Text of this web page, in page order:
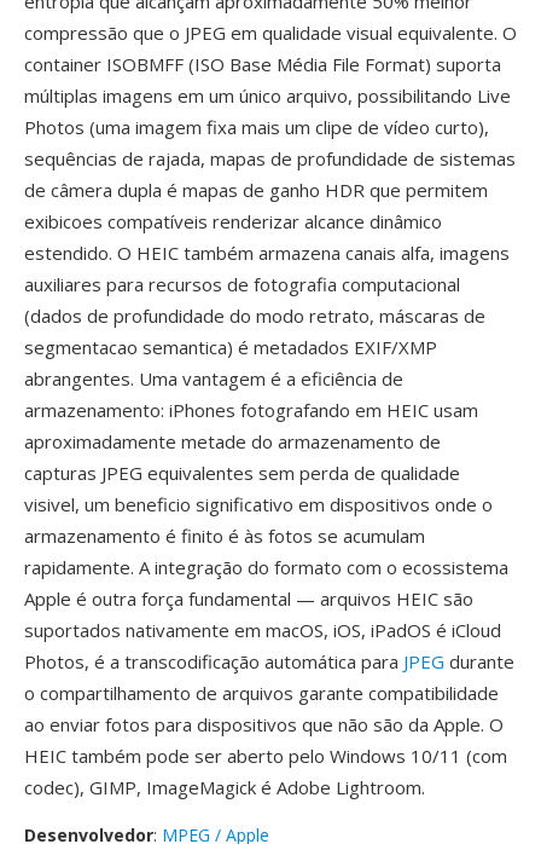
compressão que o JPEG em qualidade visual equivalente. O
container ISOBMFF (ISO Base Média File Format) suporta
múltiplas imagens em um único arquivo, possibilitando Live
Photos (uma imagem fixa mais um clipe de vídeo curto),
sequências de rajada, mapas de profundidade de sistemas
de câmera dupla é mapas de ganho HDR que permitem
exibicoes compatíveis renderizar alcance dinâmico
estendido. O HEIC também armazena canais alfa, imagens
auxiliares para recursos de fotografia computacional
(dados de profundidade do modo retrato, máscaras de
segmentacao semantica) é metadados EXIF/XMP
abrangentes. Uma vantagem é a eficiência de
armazenamento: iPhones fotografando em HEIC usam
aproximadamente metade do armazenamento de
capturas JPEG equivalentes sem perda de qualidade
visivel, um beneficio significativo em dispositivos onde o
armazenamento é finito é às fotos se acumulam
rapidamente. A integração do formato com o ecossistema
Apple é outra força fundamental — arquivos HEIC são
suportados nativamente em macOS, iOS, iPadOS é iCloud
Photos, é a transcodificação automática para JPEG durante
o compartilhamento de arquivos garante compatibilidade
ao enviar fotos para dispositivos que não são da Apple. O
HEIC também pode ser aberto pelo Windows 10/11 (com
codec), GIMP, ImageMagick é Adobe Lightroom.
Desenvolvedor: MPEG / Apple